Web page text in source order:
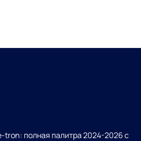
tron: полная палитра 2024-2026 с